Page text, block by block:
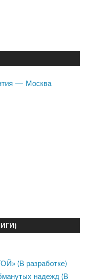
— Москва
(В разработке)
надежд (В